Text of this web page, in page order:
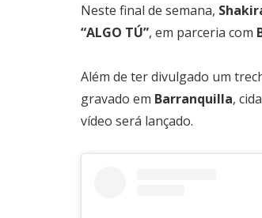
Neste final de semana,
“ALGO TÚ”, em parceria com
Além de ter divulgado um
gravado em Barranquilla,
vídeo será lançado.